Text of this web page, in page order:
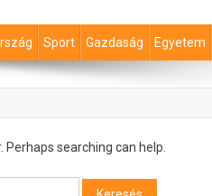
Sport Gazdaság Egyetem
Perhaps searching can help.